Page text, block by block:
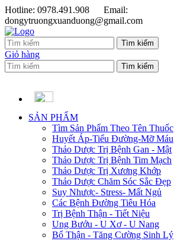
Hotline: 0978.491.908
Email:
dongytruongxuanduong@gmail.com
Giỏ hàng
SẢN PHẨM
Tìm Sản Phẩm Theo Tên Thuốc
Huyết Áp-Tiểu Đường-Mỡ Máu
Thảo Dược Trị Bệnh Gan - Mật
Thảo Dược Trị Bệnh Tim Mạch
Thảo Dược Trị Xương Khớp
Thảo Dược Chăm Sóc Sắc Đẹp
Suy Nhược- Stress- Mất Ngủ
Các Bệnh Đường Tiêu Hóa
Trị Bệnh Thận - Tiết Niệu
Ung Bướu - U Xơ - U Nang
Bổ Thận - Tăng Cường Sinh Lý